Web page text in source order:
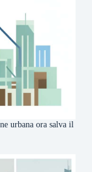
urbana ora salva il